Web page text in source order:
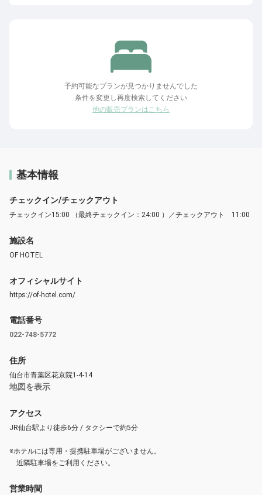
予約可能なプランが見つかりませんでした
条件を変更し再度検索してください
他の販売プランはこちら
基本情報
チェックイン/チェックアウト
チェックイン15:00 （最終チェックイン：24:00 ）／チェックアウト 11:00
施設名
OF HOTEL
オフィシャルサイト
https://of-hotel.com/
電話番号
022-748-5772
住所
仙台市青葉区花京院1-4-14
地図を表示
アクセス
JR仙台駅より徒歩6分 / タクシーで約5分
※ホテルには専用・提携駐車場がございません。
近隣駐車場をご利用ください。
営業時間